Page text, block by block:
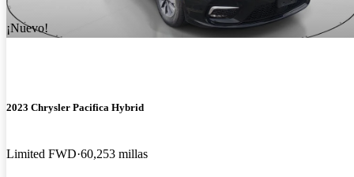
¡Nuevo!
2023 Chrysler Pacifica Hybrid
Limited FWD 60,253 millas